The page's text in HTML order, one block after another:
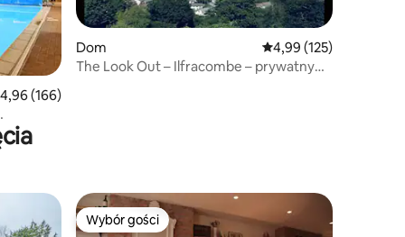
ocena: 4,96 na 5, liczba recenzji: 166
4,96 (166)
Dom Średnia ocena: 4,99
4,99 (125)
The Look Out – Ilfracombe – prywatny
gości Wybór gości
Wybór gości